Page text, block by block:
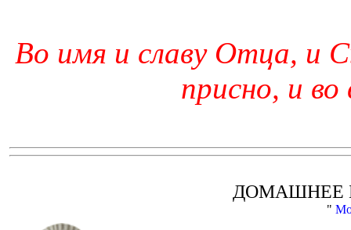
Во имя и славу Отца, и
присно, и во
ДОМАШНЕЕ
"